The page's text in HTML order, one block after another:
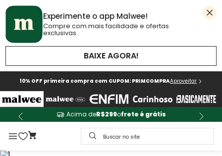
Experimente o app Malwee!
Compre com mais facilidade e ofertas
exclusivas.
BAIXE AGORA!
10% OFF primeira compra com CUPOM: PRIMCOMPRAAproveitar
Acima deR$299ofrete é grátis
Buscar no site